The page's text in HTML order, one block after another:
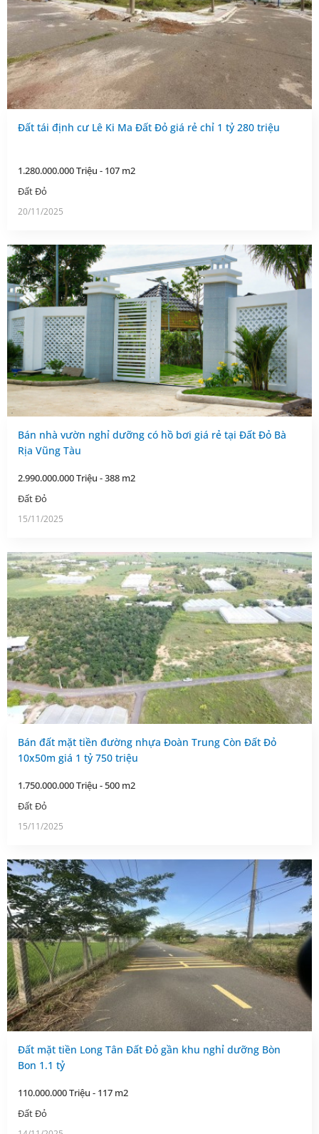
Đất tái định cư Lê Ki Ma Đất Đỏ giá rẻ chỉ 1 tỷ 280 triệu
1.280.000.000 Triệu - 107 m2
Đất Đỏ
20/11/2025
Bán nhà vườn nghỉ dưỡng có hồ bơi giá rẻ tại Đất Đỏ Bà
Rịa Vũng Tàu
2.990.000.000 Triệu - 388 m2
Đất Đỏ
15/11/2025
Bán đất mặt tiền đường nhựa Đoàn Trung Còn Đất Đỏ
10x50m giá 1 tỷ 750 triệu
1.750.000.000 Triệu - 500 m2
Đất Đỏ
15/11/2025
Đất mặt tiền Long Tân Đất Đỏ gần khu nghỉ dưỡng Bòn
Bon 1.1 tỷ
110.000.000 Triệu - 117 m2
Đất Đỏ